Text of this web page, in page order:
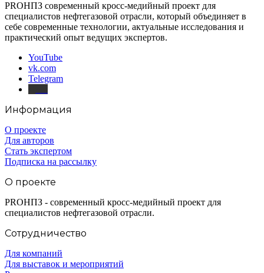
PROНПЗ современный кросс-медийный проект для
специалистов нефтегазовой отрасли, который объединяет в
себе современные технологии, актуальные исследования и
практический опыт ведущих экспертов.
YouTube
vk.com
Telegram
Информация
О проекте
Для авторов
Стать экспертом
Подписка на рассылку
О проекте
PROНПЗ - современный кросс-медийный проект для
специалистов нефтегазовой отрасли.
Сотрудничество
Для компаний
Для выставок и мероприятий